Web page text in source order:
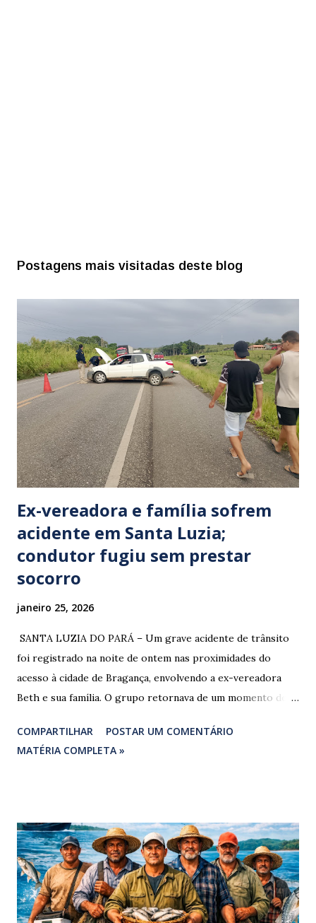
Postagens mais visitadas deste blog
Ex-vereadora e família sofrem
acidente em Santa Luzia;
condutor fugiu sem prestar
socorro
janeiro 25, 2026
​ SANTA LUZIA DO PARÁ – Um grave acidente de trânsito
foi registrado na noite de ontem nas proximidades do
acesso à cidade de Bragança, envolvendo a ex-vereadora
Beth e sua família. O grupo retornava de um momento de
vereadora e irmão dos ex-vereadores de Bragança, Mauro
Rodrigues e Zeca Rodrigues , estava voltando do
família foi atingido por uma caminhonete. O condutor da
mesma apresentava sinais visíveis de embriaguez, e
diversas latas de bebidas alcoólicas foram avistadas no
interior do veículo. O motorista, identificado por
moradores locais como irmão do vereador "Neguinho do
COMPARTILHAR
POSTAR UM COMENTÁRIO
MATÉRIA COMPLETA »